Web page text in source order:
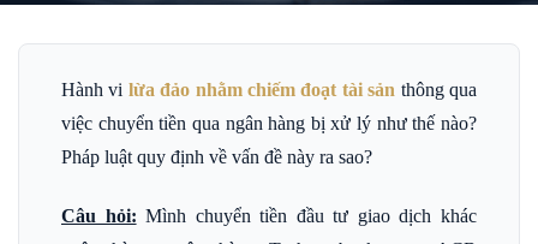
Hành vi lừa đảo nhằm chiếm đoạt tài sản thông qua
việc chuyển tiền qua ngân hàng bị xử lý như thế nào?
Pháp luật quy định về vấn đề này ra sao?
Câu hỏi: Mình chuyển tiền đầu tư giao dịch khác